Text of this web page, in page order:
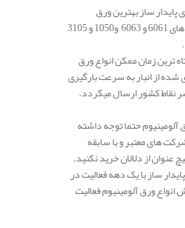
پایدار ساز بهترین ورق
آلومینیوم در آلیاژ های 6061 و 6063 و1050 و 3105
ترین زمان ممکن انواع ورق
شده از انبار به سرعت بارگیری
نقاط کشور ارسال میگردد.
حتما توجه داشته
های معتبر و با سابقه
عنوان از دلالان خرید نکنید.
ساز با یک دهه فعالیت در
ورق آلومینیوم فعالیت